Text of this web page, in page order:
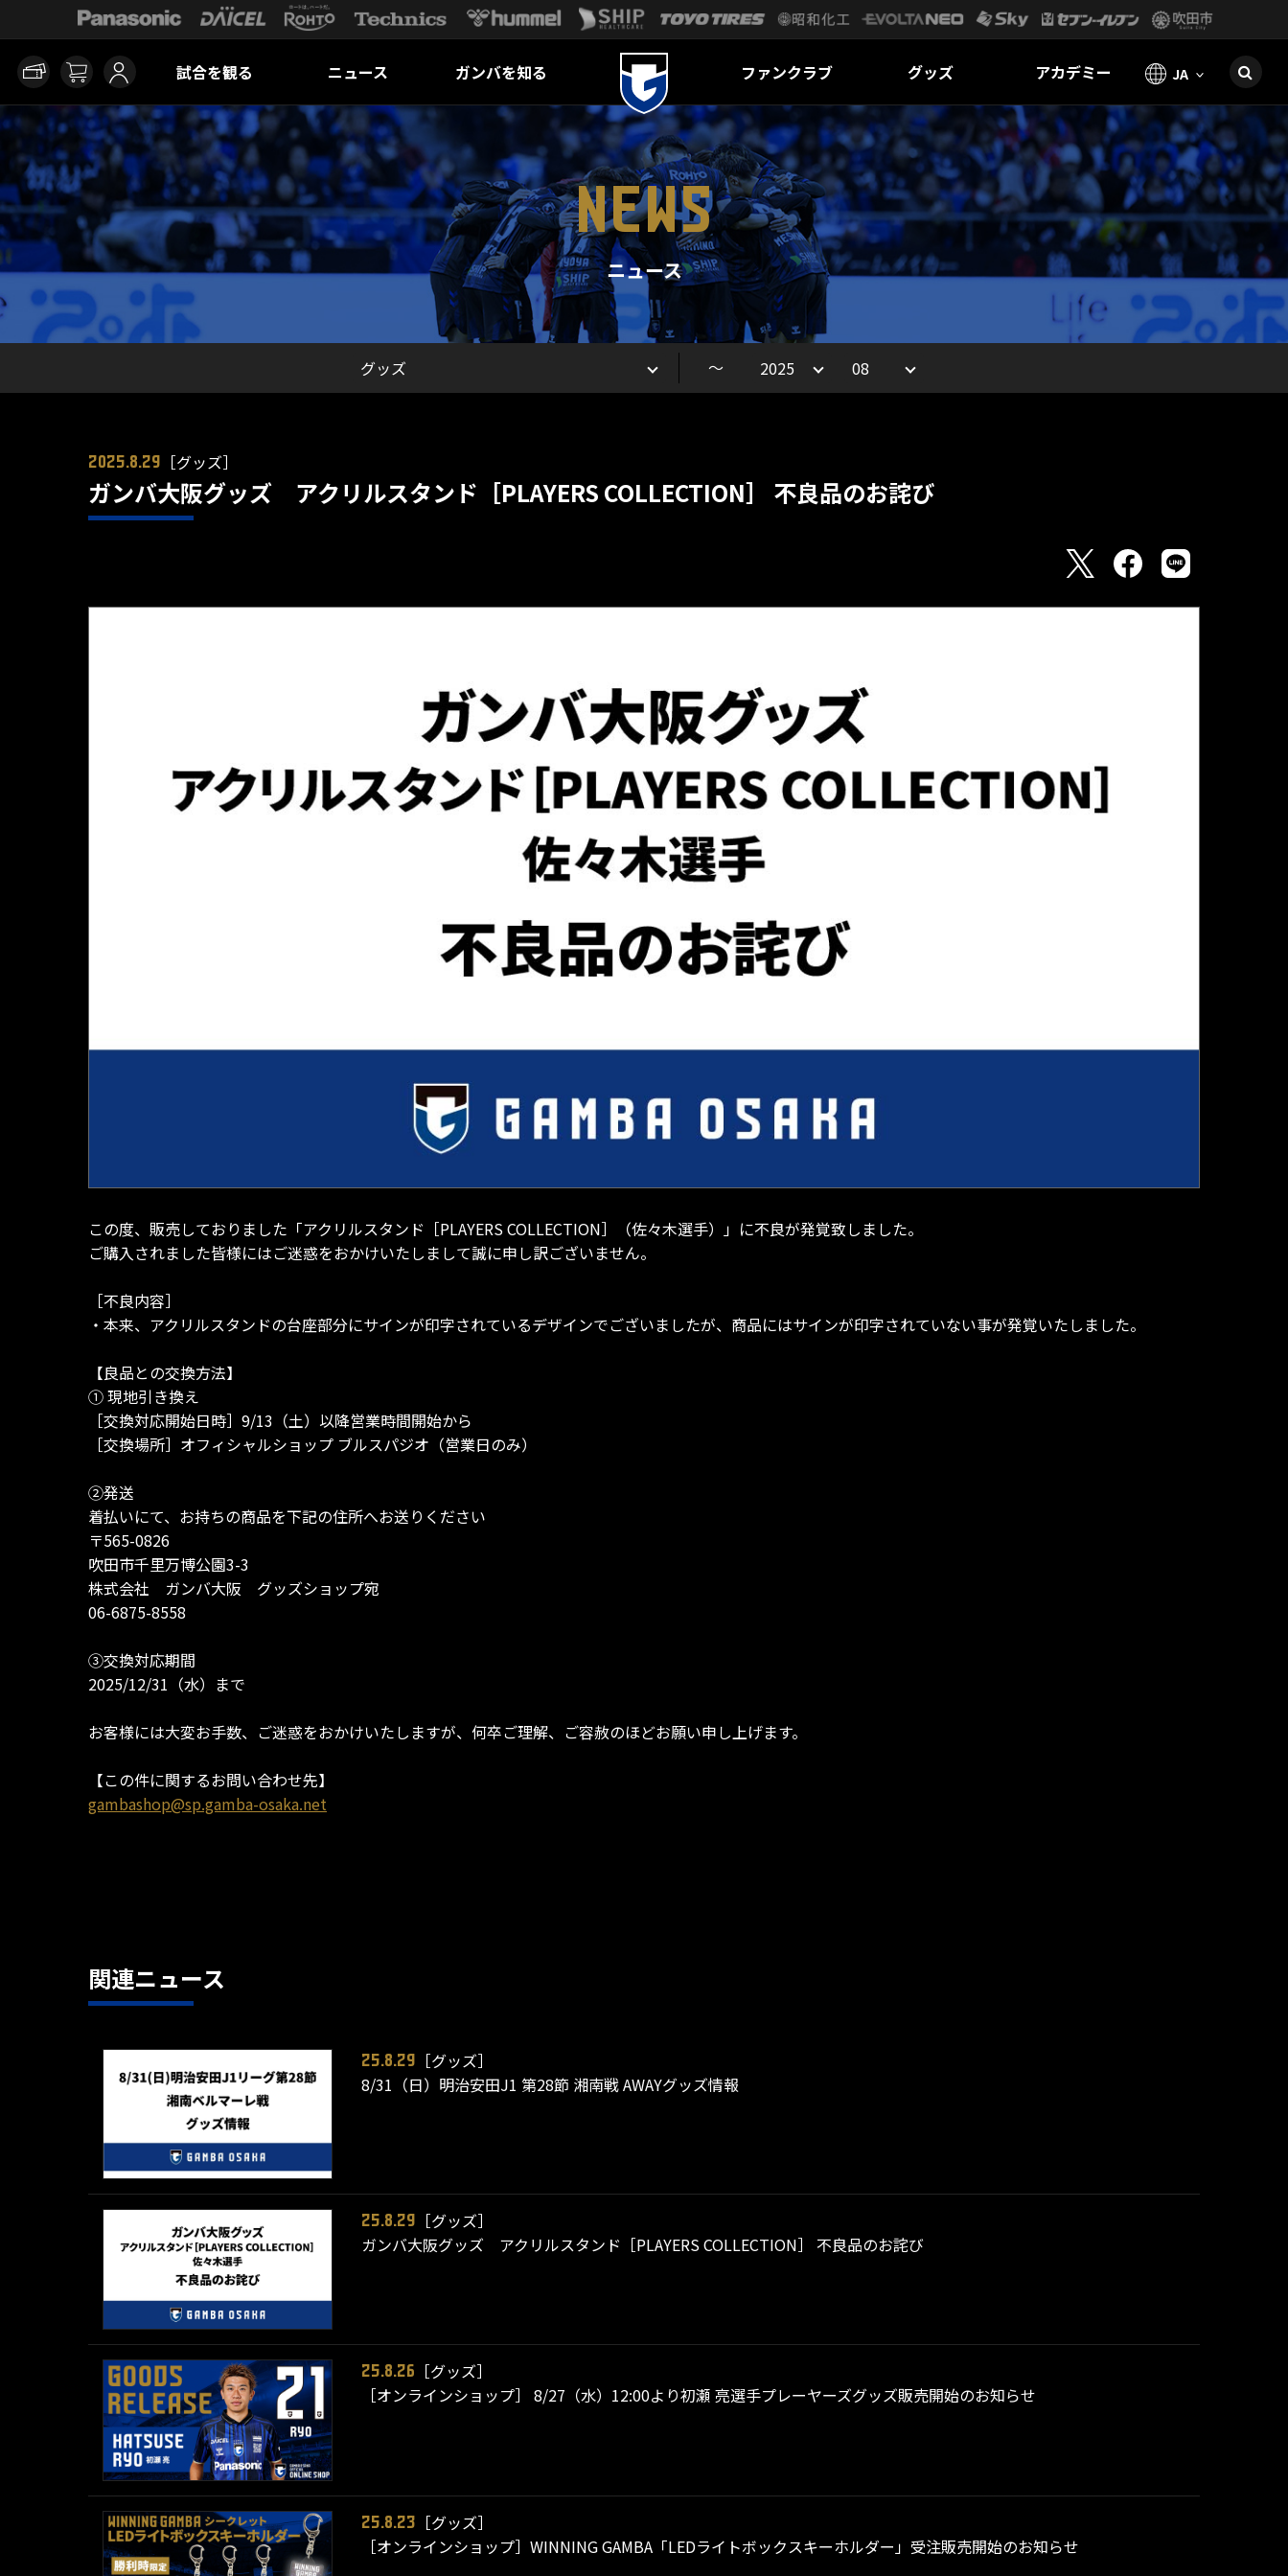
試合を観る ニュース ガンバを知る ファンクラブ グッズ アカデミー JA
NEWS
ニュース
～
2025.8.29 ［グッズ］
ガンバ大阪グッズ アクリルスタンド［PLAYERS COLLECTION］ 不良品のお詫び
この度、販売しておりました「アクリルスタンド［PLAYERS COLLECTION］（佐々木選手）」に不良が発覚致しました。
ご購入されました皆様にはご迷惑をおかけいたしまして誠に申し訳ございません。
［不良内容］
・本来、アクリルスタンドの台座部分にサインが印字されているデザインでございましたが、商品にはサインが印字されていない事が発覚いたしました。
【良品との交換方法】
① 現地引き換え
［交換対応開始日時］9/13（土）以降営業時間開始から
［交換場所］オフィシャルショップ ブルスパジオ（営業日のみ）
②発送
着払いにて、お持ちの商品を下記の住所へお送りください
〒565-0826
吹田市千里万博公園3-3
株式会社 ガンバ大阪 グッズショップ宛
06-6875-8558
③交換対応期間
2025/12/31（水）まで
お客様には大変お手数、ご迷惑をおかけいたしますが、何卒ご理解、ご容赦のほどお願い申し上げます。
【この件に関するお問い合わせ先】
gambashop@sp.gamba-osaka.net
関連ニュース
25.8.29
［グッズ］
8/31（日）明治安田J1 第28節 湘南戦 AWAYグッズ情報
25.8.29
［グッズ］
ガンバ大阪グッズ アクリルスタンド［PLAYERS COLLECTION］ 不良品のお詫び
25.8.26
［グッズ］
［オンラインショップ］ 8/27（水）12:00より初瀬 亮選手プレーヤーズグッズ販売開始のお知らせ
25.8.23
［グッズ］
［オンラインショップ］WINNING GAMBA「LEDライトボックスキーホルダー」受注販売開始のお知らせ